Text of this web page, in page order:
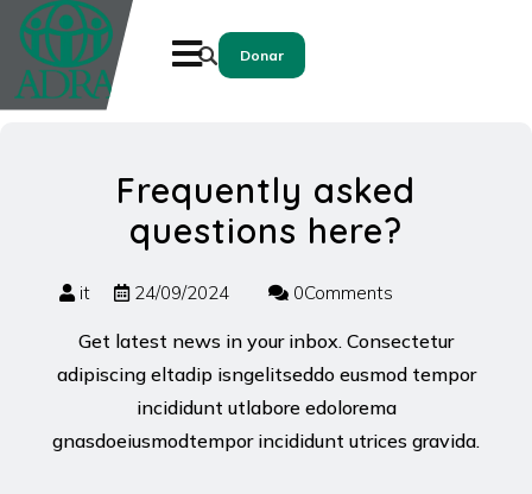
Donar
Frequently asked
questions here?
it 24/09/2024 0Comments
Get latest news in your inbox. Consectetur
adipiscing eltadip isngelitseddo eusmod tempor
incididunt utlabore edolorema
gnasdoeiusmodtempor incididunt utrices gravida.